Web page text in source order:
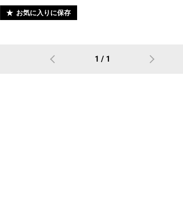
お気に入りに保存
1 / 1